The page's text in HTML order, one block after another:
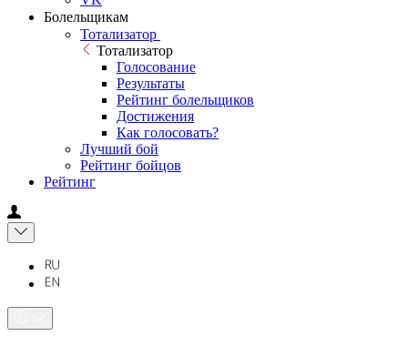
Болельщикам
Тотализатор
Тотализатор
Голосование
Результаты
Рейтинг болельщиков
Достижения
Как голосовать?
Лучший бой
Рейтинг бойцов
Рейтинг